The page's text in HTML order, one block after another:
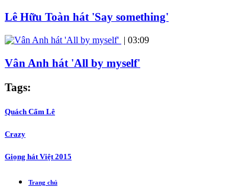
Lê Hữu Toàn hát 'Say something'
| 03:09
Vân Anh hát 'All by myself'
Tags:
Quách Cẩm Lê
Crazy
Giọng hát Việt 2015
Trang chủ